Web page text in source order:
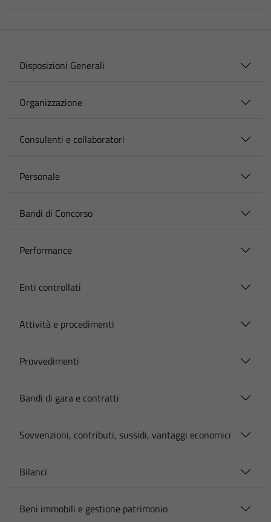
Disposizioni Generali
Organizzazione
Consulenti e collaboratori
Personale
Bandi di Concorso
Performance
Enti controllati
Attività e procedimenti
Provvedimenti
Bandi di gara e contratti
Sovvenzioni, contributi, sussidi, vantaggi economici
Bilanci
Beni immobili e gestione patrimonio